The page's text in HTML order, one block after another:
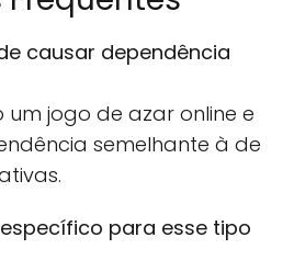
causar dependência
um jogo de azar online e
semelhante à de
para esse tipo